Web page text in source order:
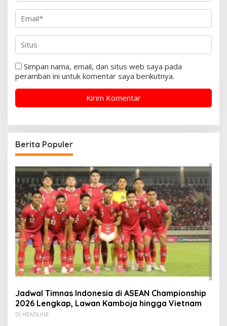
Simpan nama, email, dan situs web saya pada
peramban ini untuk komentar saya berikutnya.
Berita Populer
Jadwal Timnas Indonesia di ASEAN Championship
2026 Lengkap, Lawan Kamboja hingga Vietnam
Di HEADLINE